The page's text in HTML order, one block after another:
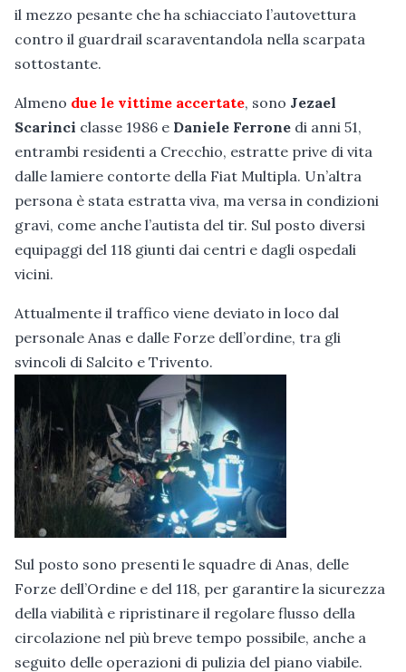
il mezzo pesante che ha schiacciato l’autovettura
contro il guardrail scaraventandola nella scarpata
sottostante.
Almeno due le vittime accertate, sono Jezael
Scarinci classe 1986 e Daniele Ferrone di anni 51,
entrambi residenti a Crecchio, estratte prive di vita
dalle lamiere contorte della Fiat Multipla. Un’altra
persona è stata estratta viva, ma versa in condizioni
gravi, come anche l’autista del tir. Sul posto diversi
equipaggi del 118 giunti dai centri e dagli ospedali
vicini.
Attualmente il traffico viene deviato in loco dal
personale Anas e dalle Forze dell’ordine, tra gli
svincoli di Salcito e Trivento.
Sul posto sono presenti le squadre di Anas, delle
Forze dell’Ordine e del 118, per garantire la sicurezza
della viabilità e ripristinare il regolare flusso della
circolazione nel più breve tempo possibile, anche a
seguito delle operazioni di pulizia del piano viabile.